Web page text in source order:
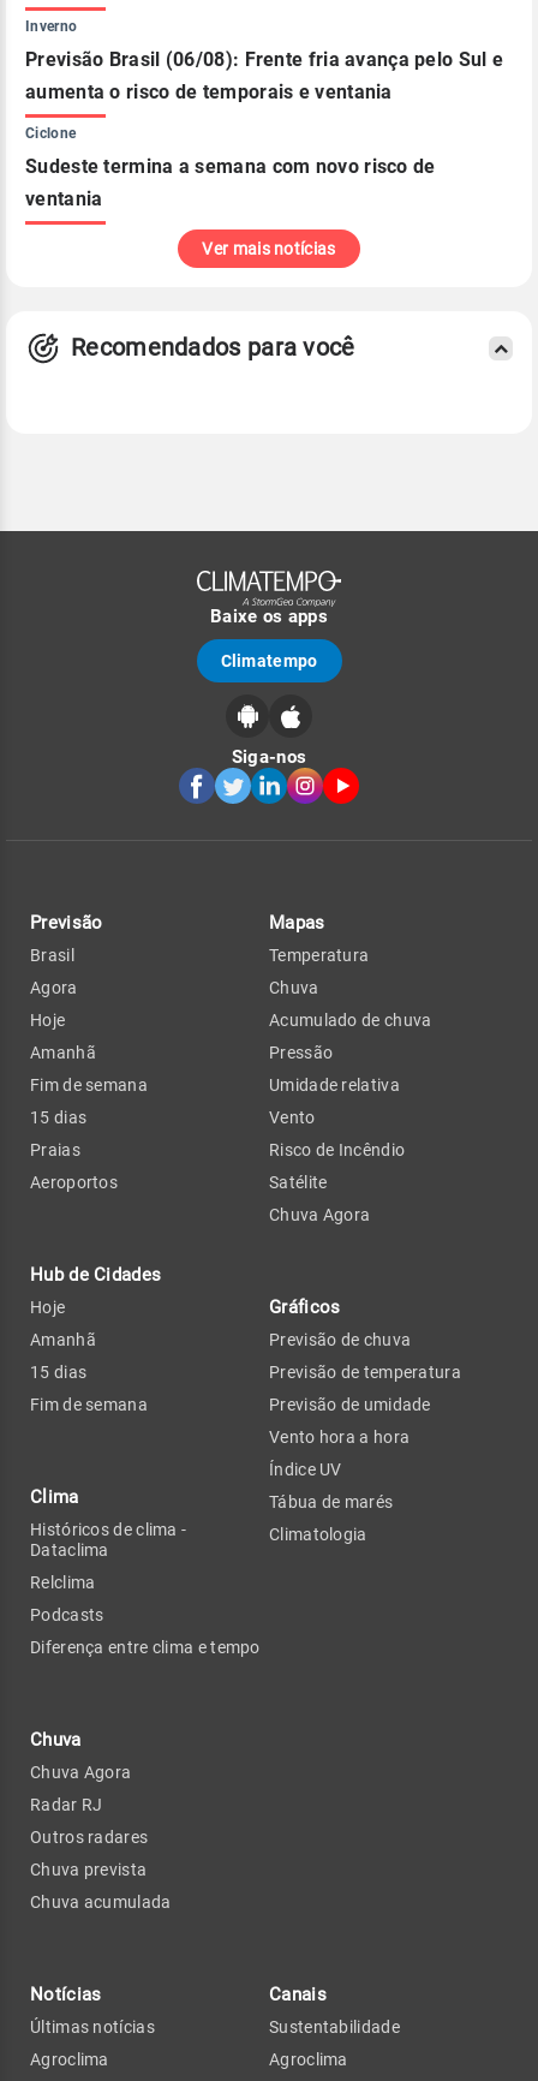
Inverno
Previsão Brasil (06/08): Frente fria avança pelo Sul e
aumenta o risco de temporais e ventania
Ciclone
Sudeste termina a semana com novo risco de
ventania
Ver mais notícias
Recomendados para você
Baixe os apps
Climatempo
Siga-nos
Previsão
Brasil
Agora
Hoje
Amanhã
Fim de semana
15 dias
Praias
Aeroportos
Hub de Cidades
Hoje
Amanhã
15 dias
Fim de semana
Clima
Históricos de clima -
Dataclima
Relclima
Podcasts
Diferença entre clima e tempo
Chuva
Chuva Agora
Radar RJ
Outros radares
Chuva prevista
Chuva acumulada
Mapas
Temperatura
Chuva
Acumulado de chuva
Pressão
Umidade relativa
Vento
Risco de Incêndio
Satélite
Chuva Agora
Gráficos
Previsão de chuva
Previsão de temperatura
Previsão de umidade
Vento hora a hora
Índice UV
Tábua de marés
Climatologia
Notícias
Últimas notícias
Agroclima
Canais
Sustentabilidade
Agroclima